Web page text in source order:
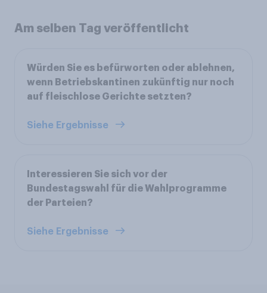
Am selben Tag veröffentlicht
Würden Sie es befürworten oder ablehnen,
wenn Betriebskantinen zukünftig nur noch
auf fleischlose Gerichte setzten?
Siehe Ergebnisse
Interessieren Sie sich vor der
Bundestagswahl für die Wahlprogramme
der Parteien?
Siehe Ergebnisse